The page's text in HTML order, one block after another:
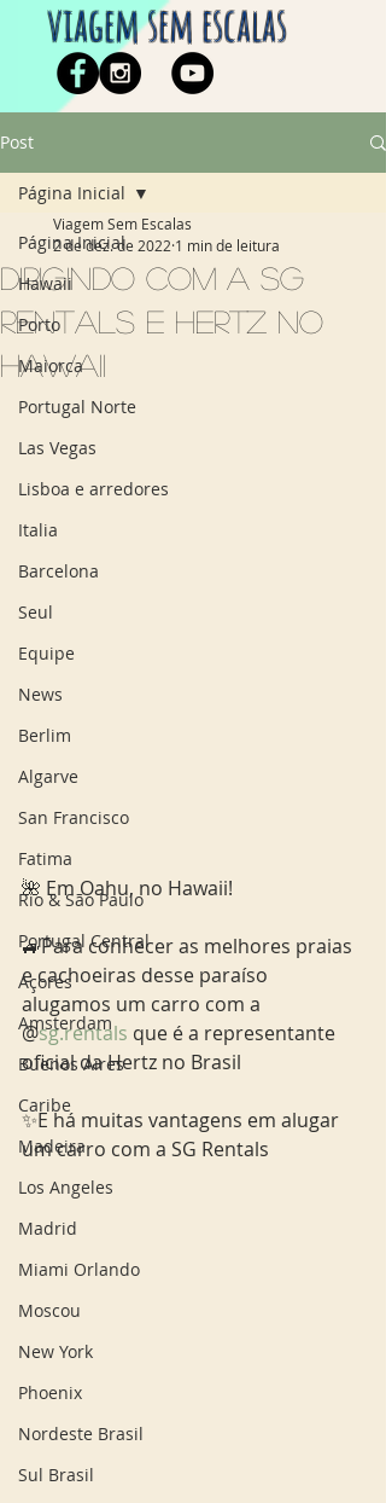
viagem sem escalas
Post
Página Inicial
Hawaii
Porto
Maiorca
Portugal Norte
Las Vegas
Lisboa e arredores
Italia
Barcelona
Seul
Equipe
News
Berlim
Algarve
San Francisco
Fatima
Rio & São Paulo
Portugal Central
Açores
Amsterdam
Buenos Aires
Caribe
Madeira
Los Angeles
Madrid
Miami Orlando
Moscou
New York
Phoenix
Nordeste Brasil
Sul Brasil
Página Inicial
Dirigindo com a SG
Rentals e Hertz no
Hawaii
Viagem Sem Escalas
2 de dez. de 2022 1 min de leitura
🌺 Em Oahu, no Hawaii!
🚙Para conhecer as melhores praias
e cachoeiras desse paraíso
alugamos um carro com a
@sg.rentals que é a representante
oficial da Hertz no Brasil
✨E há muitas vantagens em alugar
um carro com a SG Rentals